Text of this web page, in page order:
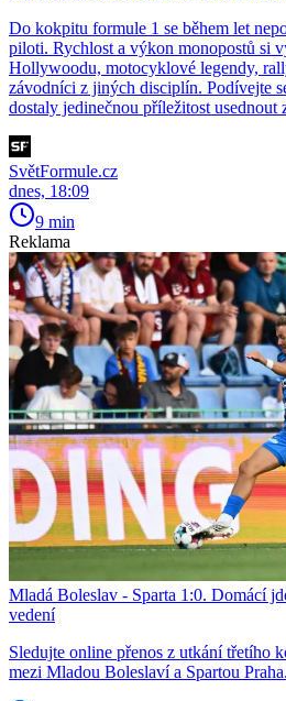
Do kokpitu formule 1 se během let
piloti. Rychlost a výkon monopostů si
Hollywoodu, motocyklové legendy,
závodníci z jiných disciplín. Podívejte
dostaly jedinečnou příležitost usednout
SvětFormule.cz
dnes, 18:09
9 min
Reklama
Mladá Boleslav - Sparta 1:0. Domácí
vedení
Sledujte online přenos z utkání třetího
mezi Mladou Boleslaví a Spartou Praha.